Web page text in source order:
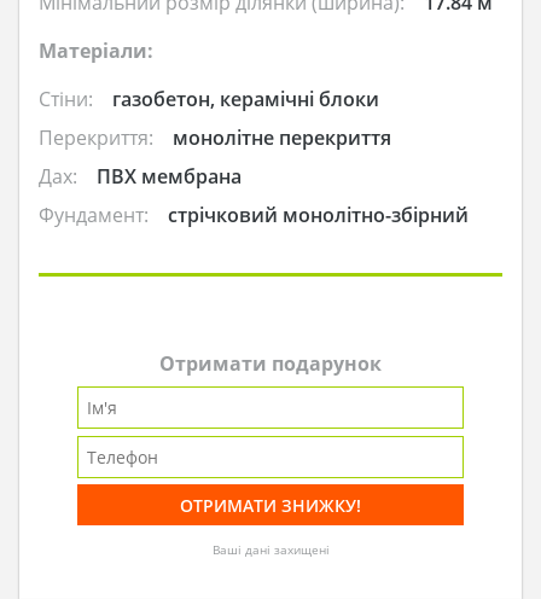
Матеріали:
Стіни:
газобетон, керамічні блоки
Перекриття:
монолітне перекриття
Дах:
ПВХ мембрана
Фундамент:
стрічковий монолітно-збірний
Отримати подарунок
Ваші дані захищені